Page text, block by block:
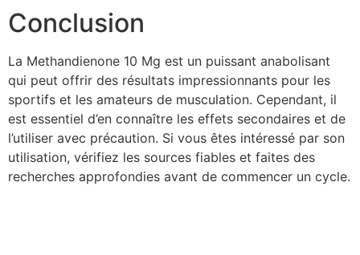
Conclusion
La Methandienone 10 Mg est un puissant anabolisant
qui peut offrir des résultats impressionnants pour les
sportifs et les amateurs de musculation. Cependant, il
est essentiel d’en connaître les effets secondaires et de
l’utiliser avec précaution. Si vous êtes intéressé par son
utilisation, vérifiez les sources fiables et faites des
recherches approfondies avant de commencer un cycle.